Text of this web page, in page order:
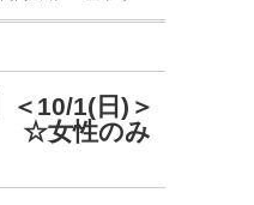
＜10/1(日)＞
☆女性のみ